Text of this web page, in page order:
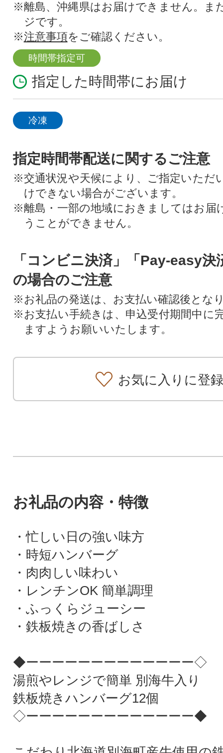
※離島、沖縄県はお届けできません。ま
ジです。
※注意事項をご確認ください。
時間帯指定可
指定した時間帯にお届け
冷凍
指定時間帯配送に関するご注意
※交通状況や天候により、ご指定いただ
けできない場合がございます。
※離島・一部の地域におきましてはお届
うことができません。
「コンビニ決済」「Pay-easy決
の場合のご注意
※お礼品の発送は、お支払い確認後とな
※お支払い手続きは、申込受付期間中に
ますようお願いいたします。
お気に入りに登録
お礼品の内容・特徴
・忙しい日の強い味方
・時短ハンバーグ
・肉肉しい味わい
・レンチンOK 簡単調理
・ふっくらジューシー
・鉄板焼きの香ばしさ
◆ーーーーーーーーーーーーー◇
湯煎やレンジで簡単 別海牛入り
鉄板焼きハンバーグ12個
◇ーーーーーーーーーーーーー◆